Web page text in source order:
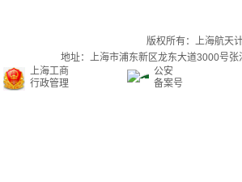
版权所有：上海航天
地址：上海市浦东新区龙东大道3000号
上海工商
行政管理
公安
备案号